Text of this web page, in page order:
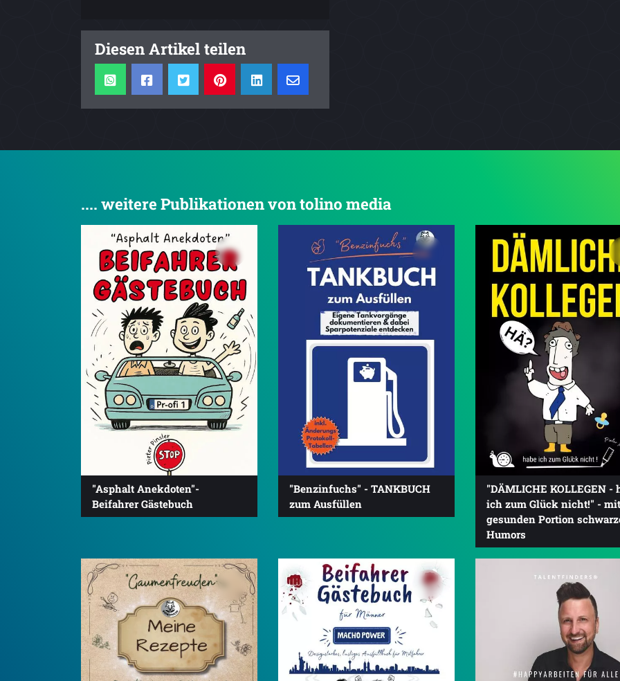
Diesen Artikel teilen
.... weitere Publikationen von tolino media
"Asphalt Anekdoten"-
Beifahrer Gästebuch
"Benzinfuchs" - TANKBUCH
zum Ausfüllen
"DÄMLICHE KOLLEGEN -
ich zum Glück nicht!" -
gesunden Portion
Humors